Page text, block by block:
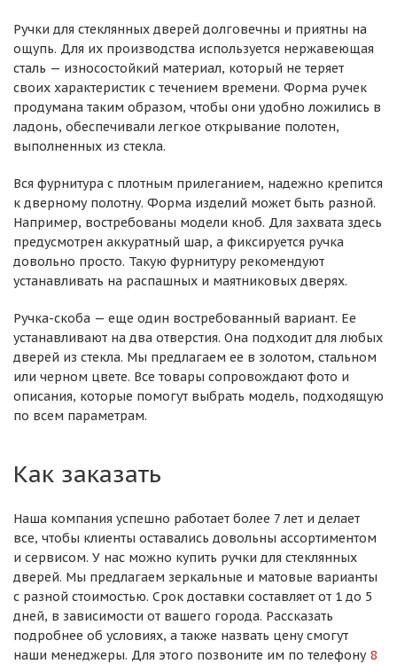
Ручки для стеклянных дверей долговечны и приятны на
ощупь. Для их производства используется нержавеющая
сталь — износостойкий материал, который не теряет
своих характеристик с течением времени. Форма ручек
продумана таким образом, чтобы они удобно ложились в
ладонь, обеспечивали легкое открывание полотен,
выполненных из стекла.
Вся фурнитура с плотным прилеганием, надежно крепится
к дверному полотну. Форма изделий может быть разной.
Например, востребованы модели кноб. Для захвата здесь
предусмотрен аккуратный шар, а фиксируется ручка
довольно просто. Такую фурнитуру рекомендуют
устанавливать на распашных и маятниковых дверях.
Ручка-скоба — еще один востребованный вариант. Ее
устанавливают на два отверстия. Она подходит для любых
дверей из стекла. Мы предлагаем ее в золотом, стальном
или черном цвете. Все товары сопровождают фото и
описания, которые помогут выбрать модель, подходящую
по всем параметрам.
Как заказать
Наша компания успешно работает более 7 лет и делает
все, чтобы клиенты оставались довольны ассортиментом
и сервисом. У нас можно купить ручки для стеклянных
дверей. Мы предлагаем зеркальные и матовые варианты
с разной стоимостью. Срок доставки составляет от 1 до 5
дней, в зависимости от вашего города. Рассказать
подробнее об условиях, а также назвать цену смогут
наши менеджеры. Для этого позвоните им по телефону 8